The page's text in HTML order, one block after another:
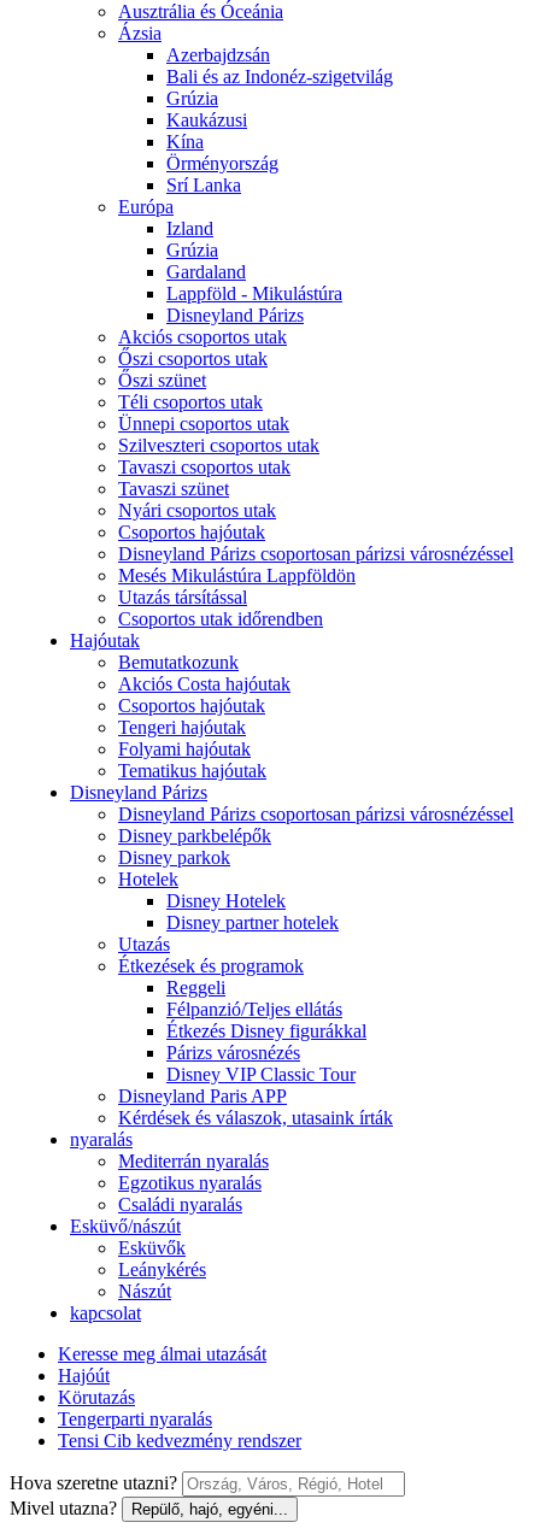
Ausztrália és Óceánia
Ázsia
Azerbajdzsán
Bali és az Indonéz-szigetvilág
Grúzia
Kaukázusi
Kína
Örményország
Srí Lanka
Európa
Izland
Grúzia
Gardaland
Lappföld - Mikulástúra
Disneyland Párizs
Akciós csoportos utak
Őszi csoportos utak
Őszi szünet
Téli csoportos utak
Ünnepi csoportos utak
Szilveszteri csoportos utak
Tavaszi csoportos utak
Tavaszi szünet
Nyári csoportos utak
Csoportos hajóutak
Disneyland Párizs csoportosan párizsi városnézéssel
Mesés Mikulástúra Lappföldön
Utazás társítással
Csoportos utak időrendben
Hajóutak
Bemutatkozunk
Akciós Costa hajóutak
Csoportos hajóutak
Tengeri hajóutak
Folyami hajóutak
Tematikus hajóutak
Disneyland Párizs
Disneyland Párizs csoportosan párizsi városnézéssel
Disney parkbelépők
Disney parkok
Hotelek
Disney Hotelek
Disney partner hotelek
Utazás
Étkezések és programok
Reggeli
Félpanzió/Teljes ellátás
Étkezés Disney figurákkal
Párizs városnézés
Disney VIP Classic Tour
Disneyland Paris APP
Kérdések és válaszok, utasaink írták
nyaralás
Mediterrán nyaralás
Egzotikus nyaralás
Családi nyaralás
Esküvő/nászút
Esküvők
Leánykérés
Nászút
kapcsolat
Keresse meg álmai utazását
Hajóút
Körutazás
Tengerparti nyaralás
Tensi Cib kedvezmény rendszer
Hova szeretne utazni?
Mivel utazna?
Repülő, hajó, egyéni...